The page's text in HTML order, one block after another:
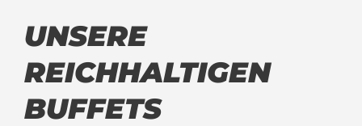
UNSERE
REICHHALTIGEN
BUFFETS